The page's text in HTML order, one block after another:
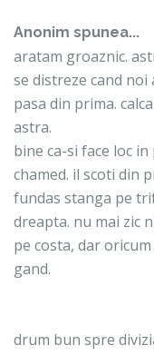
Anonim spunea...
aratam groaznic.
se distreze cand noi
pasa din prima.
astra.
bine ca-si face loc
chamed. il scoti din
fundas stanga pe
dreapta. nu mai zic
pe costa, dar
gand.
drum bun spre